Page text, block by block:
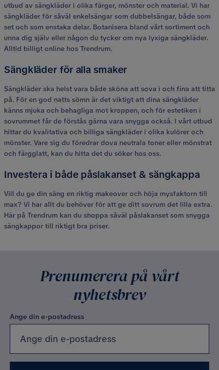
utbud av sängkläder i olika färger, mönster och material. Vi har
sängkläder för såväl enkelsängar som dubbelsängar, både som
set och som enstaka delar. Botanisera bland vårt sortiment och
unna dig själv eller någon du tycker om nya lyxiga sängkläder.
Alltid billigt online hos Trendrum.
Sängkläder för alla smaker
Sängkläder ska helst vara både sköna att sova i och fina att titta
på. För en god natts sömn är det viktigt att dina sängkläder
känns mjuka och behagliga mot kroppen, och för estetiken i
sovrummet får de förstås gärna vara snygga också. I vårt utbud
hittar du kvalitativa och billiga sängkläder i olika kulörer och
mönster. Vare sig du föredrar dova neutrala toner eller mönstrat
och färgglatt, kan du hitta det du söker hos oss.
Investera i både påslakanset & sängkappa
Vill du ge din säng en riktig makeover och höja mysfaktorn till
max? Vi har allt du behöver för att ge ditt sovrum det lilla extra.
Här på Trendrum kan du shoppa såväl påslakanset som snygga
sängkappor till riktigt bra priser.
Prenumerera på vårt
nyhetsbrev
Ange din e-postadress